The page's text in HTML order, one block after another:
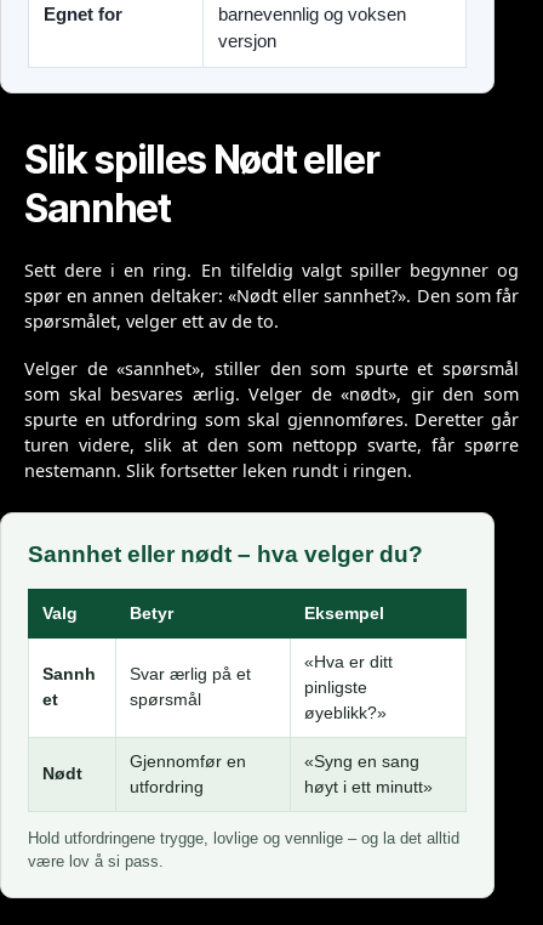
Egnet for
barnevennlig og voksen
versjon
Slik spilles Nødt eller
Sannhet
Sett dere i en ring. En tilfeldig valgt spiller begynner og
spør en annen deltaker: «Nødt eller sannhet?». Den som får
spørsmålet, velger ett av de to.
Velger de «sannhet», stiller den som spurte et spørsmål
som skal besvares ærlig. Velger de «nødt», gir den som
spurte en utfordring som skal gjennomføres. Deretter går
turen videre, slik at den som nettopp svarte, får spørre
nestemann. Slik fortsetter leken rundt i ringen.
Sannhet eller nødt – hva velger du?
Valg Betyr Eksempel
Sannh
et
Svar ærlig på et
spørsmål
«Hva er ditt
pinligste
øyeblikk?»
Nødt
Gjennomfør en
utfordring
«Syng en sang
høyt i ett minutt»
Hold utfordringene trygge, lovlige og vennlige – og la det alltid
være lov å si pass.